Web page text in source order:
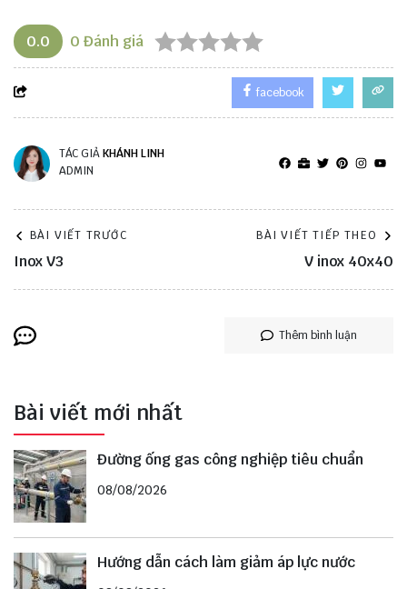
0.0 0 Đánh giá
facebook
TÁC GIẢKHÁNH LINH
ADMIN
BÀI VIẾT TRƯỚC
Inox V3
BÀI VIẾT TIẾP THEO
V inox 40x40
Thêm bình luận
Bài viết mới nhất
Đường ống gas công nghiệp tiêu chuẩn
08/08/2026
Hướng dẫn cách làm giảm áp lực nước